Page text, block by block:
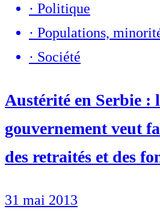
· Politique
· Populations,
· Société
Austérité en Serbie :
gouvernement veut
des retraités et des
31 mai 2013